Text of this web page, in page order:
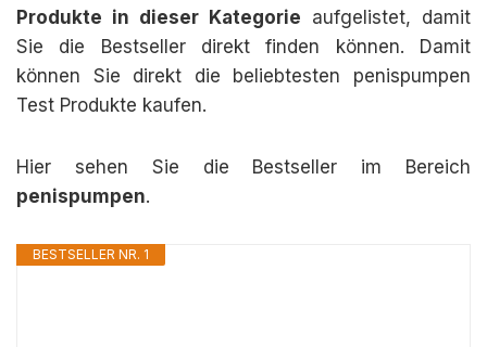
Produkte in dieser Kategorie aufgelistet, damit
Sie die Bestseller direkt finden können. Damit
können Sie direkt die beliebtesten penispumpen
Test Produkte kaufen.
Hier sehen Sie die Bestseller im Bereich
penispumpen.
BESTSELLER NR. 1